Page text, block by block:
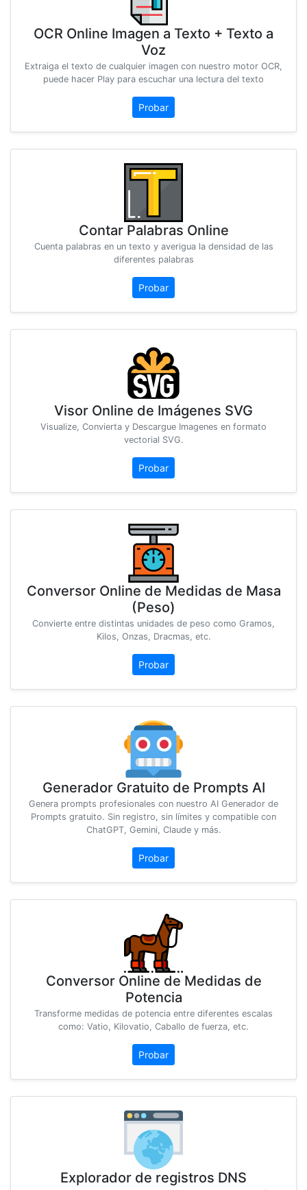
OCR Online Imagen a Texto + Texto a
Voz
Extraiga el texto de cualquier imagen con nuestro motor OCR,
puede hacer Play para escuchar una lectura del texto
Probar
Contar Palabras Online
Cuenta palabras en un texto y averigua la densidad de las
diferentes palabras
Probar
Visor Online de Imágenes SVG
Visualize, Convierta y Descargue Imagenes en formato
vectorial SVG.
Probar
Conversor Online de Medidas de Masa
(Peso)
Convierte entre distintas unidades de peso como Gramos,
Kilos, Onzas, Dracmas, etc.
Probar
Generador Gratuito de Prompts AI
Genera prompts profesionales con nuestro AI Generador de
Prompts gratuito. Sin registro, sin límites y compatible con
ChatGPT, Gemini, Claude y más.
Probar
Conversor Online de Medidas de
Potencia
Transforme medidas de potencia entre diferentes escalas
como: Vatio, Kilovatio, Caballo de fuerza, etc.
Probar
Explorador de registros DNS